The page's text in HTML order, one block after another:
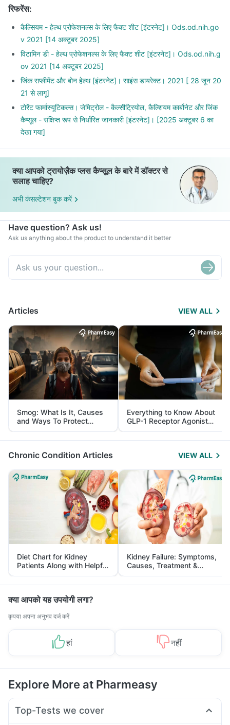
रिफरेंस:
कैल्सियम - हेल्थ प्रोफेशनल्स के लिए फैक्ट शीट [इंटरनेट]। Ods.od.nih.go
v 2021 [14 अक्टूबर 2025]
विटामिन डी - हेल्थ प्रोफेशनल्स के लिए फैक्ट शीट [इंटरनेट]। Ods.od.nih.g
ov 2021 [14 अक्टूबर 2025]
जिंक सप्लीमेंट और बोन हेल्थ [इंटरनेट]। साइंस डायरेक्ट। 2021 [ 28 जून 20
21 से लागू]
टोरेंट फार्मास्यूटिकल्स। जेमिट्रोल - कैल्सीट्रियोल, कैल्शियम कार्बोनेट और जिंक
कैप्सूल - संक्षिप्त रूप से निर्धारित जानकारी [इंटरनेट]। [2025 अक्टूबर 6 का
देखा गया]
क्या आपको ट्रायोज़ैक प्लस कैप्सूल के बारे में डॉक्टर से
सलाह चाहिए?
अभी कंसल्टेशन बुक करें
Have question? Ask us!
Ask us anything about the product to understand it better
Articles VIEW ALL
Smog: What Is It, Causes
and Ways To Protect
Yourself From It
Everything to Know About
GLP-1 Receptor Agonist
and Its Role in Weight
Management
Chronic Condition Articles VIEW ALL
Diet Chart for Kidney
Patients Along with Helpful
Tips
Kidney Failure: Symptoms,
Causes, Treatment &
Prevention
क्या आपको यह उपयोगी लगा?
कृपया अपना अनुभव दर्ज करें
हां नहीं
Explore More at Pharmeasy
Top-Tests we cover